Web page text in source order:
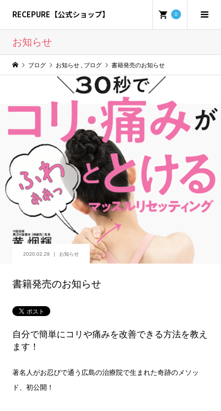
RECEPURE【公式ショップ】 0
お知らせ
ブログ お知らせ , ブログ 書籍発売のお知らせ
2020.02.29 お知らせ
書籍発売のお知らせ
自分で簡単にコリや痛みを改善できる方法を教え
ます！
著名人がお忍びで通う広島の治療院で生まれた奇跡のメソッ
ド、初公開！